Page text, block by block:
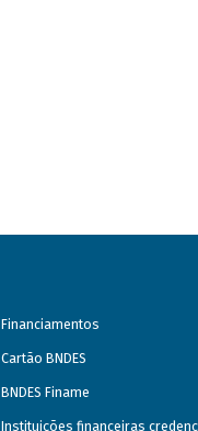
Financiamentos
Cartão BNDES
BNDES Finame
Instituições financeiras